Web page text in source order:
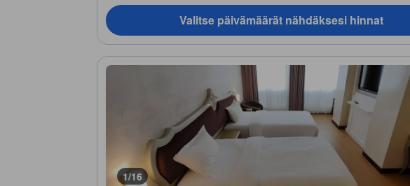
Valitse päivämäärät nähdäksesi hinnat
1/16